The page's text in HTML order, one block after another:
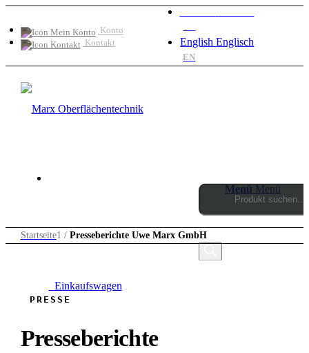
Konto
Kontakt
English Englisch
EN
Products
Menü Menü
Einkaufswagen
Startseite1 / Presseberichte Uwe Marx GmbH
PRESSE
Presseberichte